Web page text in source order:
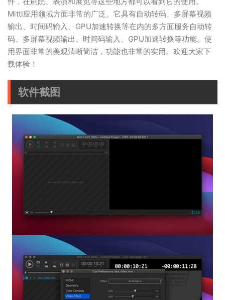
Mitti应用领域方面非常的广泛。它具有自动转码、多屏幕视频
输出、时间码输入、GPU加速转换等在内的多方面服务自动转
码、多屏幕视频输出、时间码输入、GPU加速转换等功能。使
用界面非常的美观清晰简洁，功能也非常的实用。欢迎大家下
载体验！
软件截图